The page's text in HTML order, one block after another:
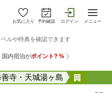
お気に入り 予約確認 ログイン メニュー
寺・天城湯ヶ島